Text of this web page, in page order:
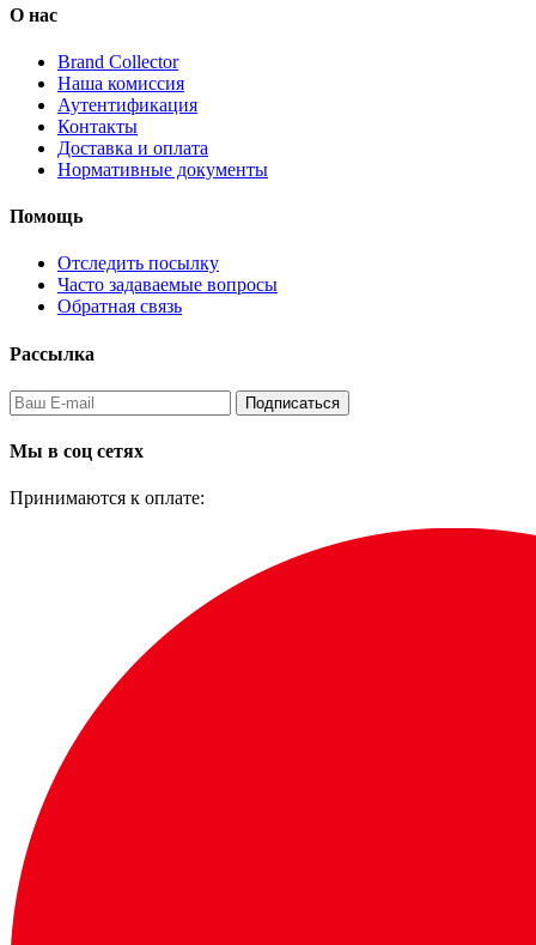
О нас
Brand Collector
Наша комиссия
Аутентификация
Контакты
Доставка и оплата
Нормативные документы
Помощь
Отследить посылку
Часто задаваемые вопросы
Обратная связь
Рассылка
Подписаться
Мы в соц сетях
Принимаются к оплате: